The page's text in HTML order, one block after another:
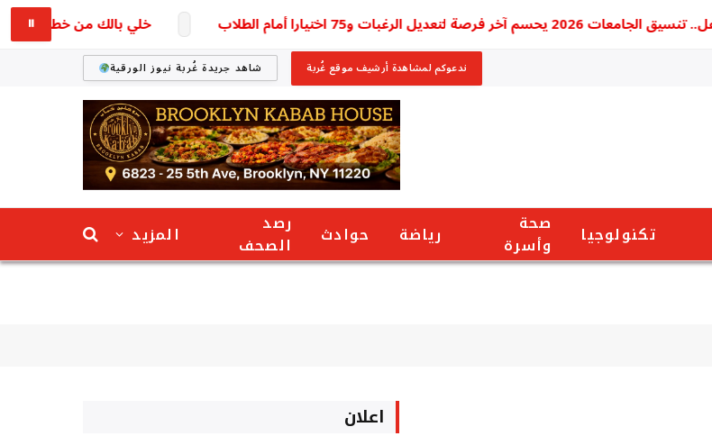
الرغبات و75 اختيارا أمام الطلاب خلي بالك من خطك.. تحديث
⏸
ندعوكم لمشاهدة أرشيف موقع غُربة شاهد جريدة غُربة نيوز الورقية
تكنولوجيا
صحة
وأسرة
رياضة حوادث
رصد
الصحف
المزيد
اعلان